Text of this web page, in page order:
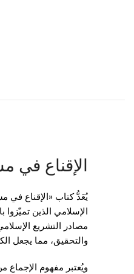
الإقناع في
يُعَدُّ كتاب «الإقناع في
الإسلامي الذين
مصادر التشريع
والتحقيق، مما يجعل
ويُعتبر مفهوم